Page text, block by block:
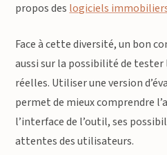
propos deslogiciels
Face à cette diversité, un bon
aussi sur la possibilité de
réelles. Utiliser une version
permet de mieux comprendre
l’interface de l’outil, ses
attentes des utilisateurs.